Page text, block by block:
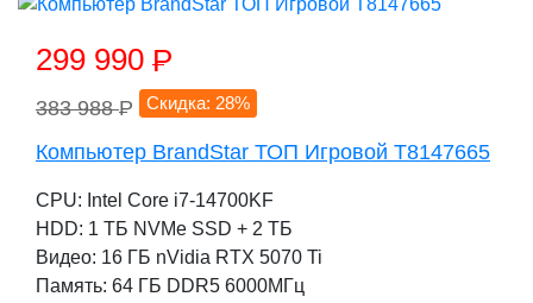
299 990 P
383 988P Скидка: 28%
Компьютер BrandStar ТОП Игровой T8147665
CPU: Intel Core i7-14700KF
HDD: 1 TБ NVMe SSD + 2 TБ
Видео: 16 ГБ nVidia RTX 5070 Ti
Память: 64 ГБ DDR5 6000МГц